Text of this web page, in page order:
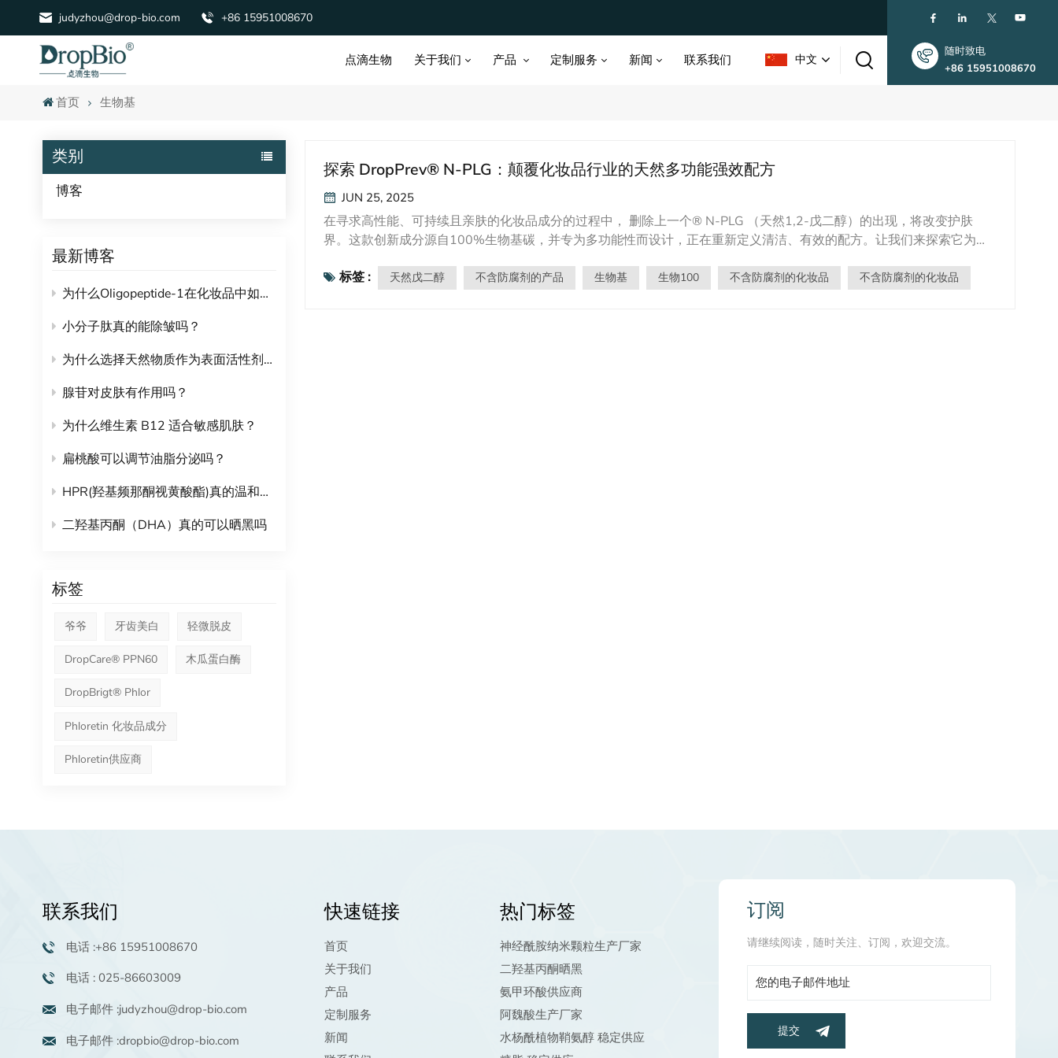
judyzhou@drop-bio.com +86 15951008670
点滴生物 关于我们 产品 定制服务 新闻 联系我们 中文
한국인
随时致电
+86 15951008670
首页 生物基
类别
博客
最新博客
为什么Oligopeptide-1在化妆品中如此受欢迎？
小分子肽真的能除皱吗？
为什么选择天然物质作为表面活性剂？
腺苷对皮肤有作用吗？
为什么维生素 B12 适合敏感肌肤？
扁桃酸可以调节油脂分泌吗？
HPR(羟基频那酮视黄酸酯)真的温和不刺激吗？
二羟基丙酮（DHA）真的可以晒黑吗
标签
爷爷 牙齿美白 轻微脱皮
DropCare® PPN60 木瓜蛋白酶
DropBrigt® Phlor
Phloretin 化妆品成分
Phloretin供应商
探索 DropPrev® N-PLG：颠覆化妆品行业的天然多功能强效配方
JUN 25, 2025
在寻求高性能、可持续且亲肤的化妆品成分的过程中， 删除上一个® N-PLG （天然1,2-戊二醇）的出现，将改变护肤
界。这款创新成分源自100%生物基碳，并专为多功能性而设计，正在重新定义清洁、有效的配方。让我们来探索它为何
度。严格的第三方测试证实：零转基因痕迹 （未检测到 PCAM/35S、PFM/35S 和 NOS 基因）。符合 ISO 16128 （自然
标签 : 天然戊二醇 不含防腐剂的产品 生物基 生物100 不含防腐剂的化妆品 不含防腐剂的化妆品
联系我们
电话 :+86 15951008670
电话 : 025-86603009
电子邮件 :judyzhou@drop-bio.com
电子邮件 :dropbio@drop-bio.com
快速链接
首页
关于我们
产品
定制服务
新闻
热门标签
神经酰胺纳米颗粒生产厂家
二羟基丙酮晒黑
氨甲环酸供应商
阿魏酸生产厂家
水杨酰植物鞘氨醇 稳定供应
订阅
请继续阅读，随时关注、订阅，欢迎交流。
提交